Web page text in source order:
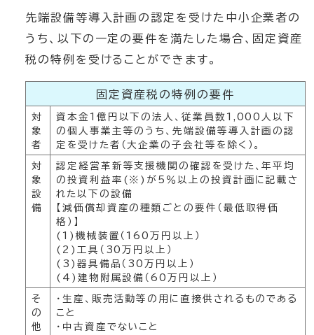
先端設備等導入計画の認定を受けた中小企業者の
うち、以下の一定の要件を満たした場合、固定資産
税の特例を受けることができます。
固定資産税の特例の要件
対
象
者
資本金1億円以下の法人、従業員数1,000人以下
の個人事業主等のうち、先端設備等導入計画の認
定を受けた者（大企業の子会社等を除く）。
対
象
設
備
認定経営革新等支援機関の確認を受けた、年平均
の投資利益率(※)が5％以上の投資計画に記載さ
れた以下の設備
【減価償却資産の種類ごとの要件（最低取得価
格）】
(1)機械装置（160万円以上）
(2)工具（30万円以上）
(3)器具備品（30万円以上）
(4)建物附属設備（60万円以上）
そ
の
他
・生産、販売活動等の用に直接供されるものである
こと
・中古資産でないこと